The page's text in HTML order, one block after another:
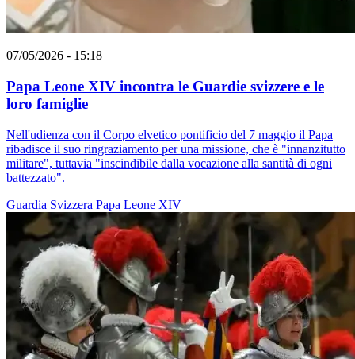
07/05/2026 - 15:18
Papa Leone XIV incontra le Guardie svizzere e le
loro famiglie
Nell'udienza con il Corpo elvetico pontificio del 7 maggio il Papa
ribadisce il suo ringraziamento per una missione, che è "innanzitutto
militare", tuttavia "inscindibile dalla vocazione alla santità di ogni
battezzato".
Guardia Svizzera Papa Leone XIV